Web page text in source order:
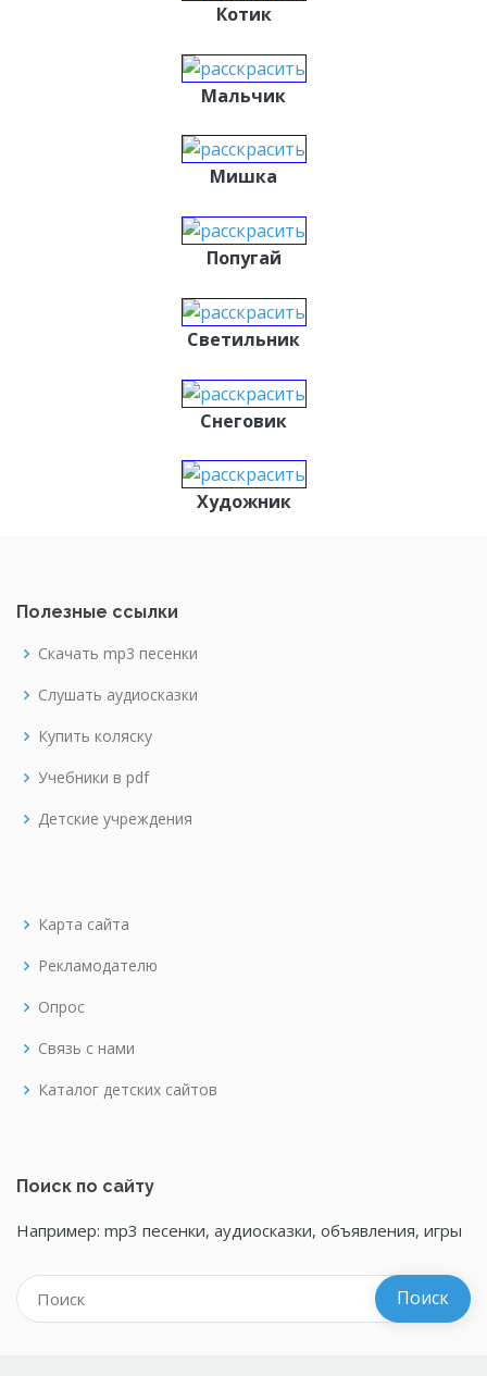
Котик
Мальчик
Мишка
Попугай
Светильник
Снеговик
Художник
Полезные ссылки
Скачать mp3 песенки
Слушать аудиосказки
Купить коляску
Учебники в pdf
Детские учреждения
Карта сайта
Рекламодателю
Опрос
Связь с нами
Каталог детских сайтов
Поиск по сайту
Например: mp3 песенки, аудиосказки, объявления, игры